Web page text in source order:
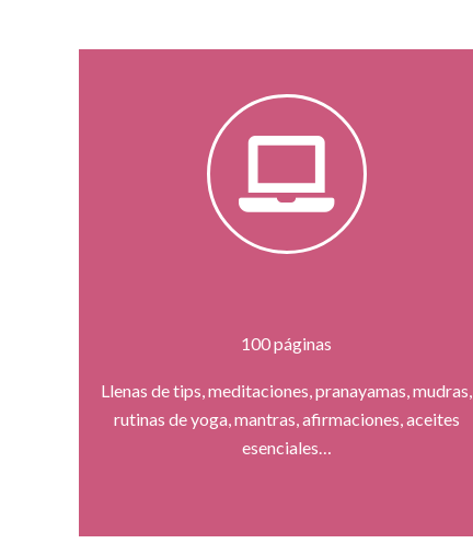
100 páginas
Llenas de tips, meditaciones, pranayamas, mudras,
rutinas de yoga, mantras, afirmaciones, aceites
esenciales…